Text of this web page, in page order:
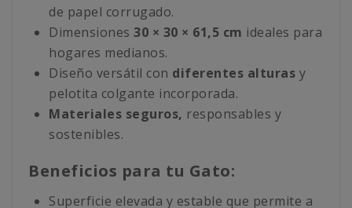
de papel corrugado.
Dimensiones 30 × 30 × 61,5 cm ideales para
hogares medianos.
Diseño versátil con diferentes alturas y
pelotita colgante incorporada.
Materiales seguros, responsables y
sostenibles.
Beneficios para tu Gato:
Superficie elevada y estable que permite a